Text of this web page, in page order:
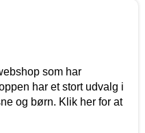
som har
har et stort udvalg i
og børn. Klik her for at